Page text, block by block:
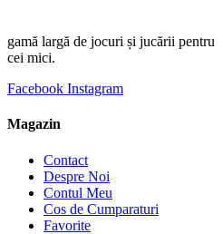
gamă largă de jocuri și jucării pentru
cei mici.
Facebook Instagram
Magazin
Contact
Despre Noi
Contul Meu
Cos de Cumparaturi
Favorite